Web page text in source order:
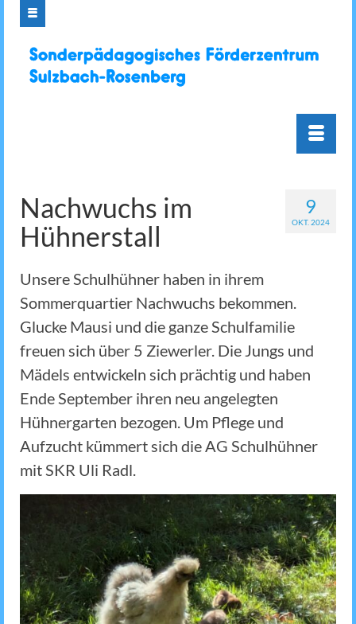
9
OKT. 2024
Nachwuchs im
Hühnerstall
Unsere Schulhühner haben in ihrem
Sommerquartier Nachwuchs bekommen.
Glucke Mausi und die ganze Schulfamilie
freuen sich über 5 Ziewerler. Die Jungs und
Mädels entwickeln sich prächtig und haben
Ende September ihren neu angelegten
Hühnergarten bezogen. Um Pflege und
Aufzucht kümmert sich die AG Schulhühner
mit SKR Uli Radl.